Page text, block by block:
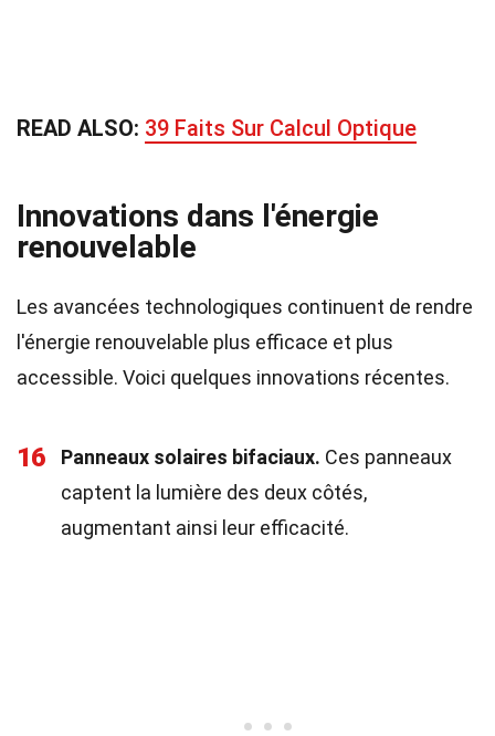
READ ALSO: 39 Faits Sur Calcul Optique
Innovations dans l'énergie
renouvelable
Les avancées technologiques continuent de rendre
l'énergie renouvelable plus efficace et plus
accessible. Voici quelques innovations récentes.
16 Panneaux solaires bifaciaux. Ces panneaux
captent la lumière des deux côtés,
augmentant ainsi leur efficacité.